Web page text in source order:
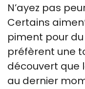
N’ayez pas
Certains
piment pour
préfèrent une
découvert que
au dernier